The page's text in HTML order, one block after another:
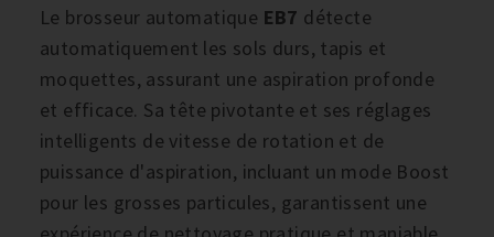
Le brosseur automatique EB7 détecte
automatiquement les sols durs, tapis et
moquettes, assurant une aspiration profonde
et efficace. Sa tête pivotante et ses réglages
intelligents de vitesse de rotation et de
puissance d'aspiration, incluant un mode Boost
pour les grosses particules, garantissent une